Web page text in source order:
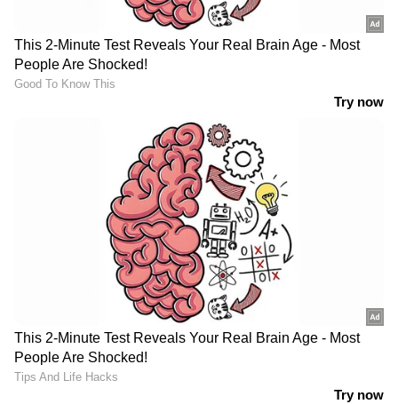
Bigg Boss Malayalam Season 7
Mollywood news
എവിടെയും എന്റർടൈൻമെന്റിന്റെ
താളത്തിൽ ചേരാൻഏഷ്യാനെറ്റ് ന്യൂസ്
മലയാളം വാർത്തകൾ
ABOUT THE AUTHOR
Published :Mar 10 2024, 08:17 PM IST
Follow Us